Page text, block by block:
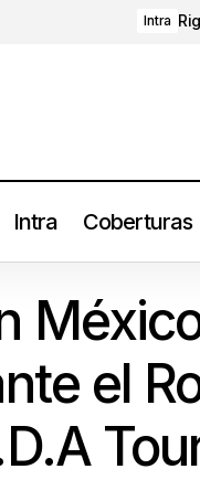
Intra
Intra Coberturas
Coberturas Duki
el